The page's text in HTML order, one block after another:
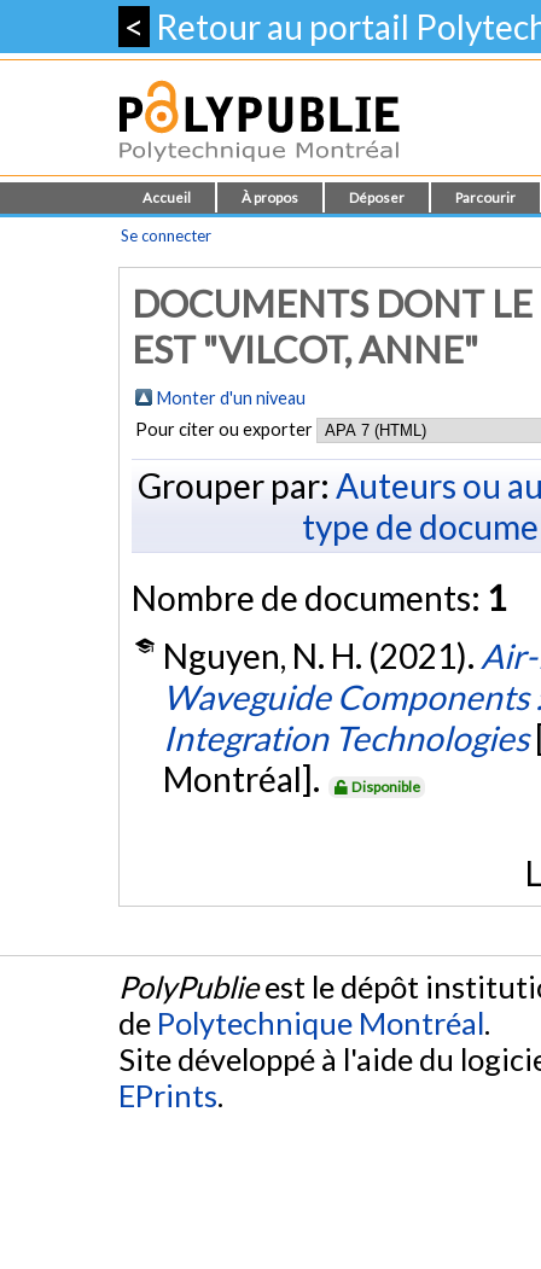
< Retour au portail
Accueil À propos Déposer Parcourir
Se connecter
DOCUMENTS DONT
EST "VILCOT, ANNE"
Monter d'un niveau
Pour citer ou exporter
Grouper par: Auteurs ou
type de
Nombre de documents: 1
Nguyen, N. H. (2021).
Waveguide Components
Integration Technologies
Montréal].
Disponible
PolyPublieest le dépôt
de Polytechnique Montréal.
Site développé à l'aide du
EPrints.